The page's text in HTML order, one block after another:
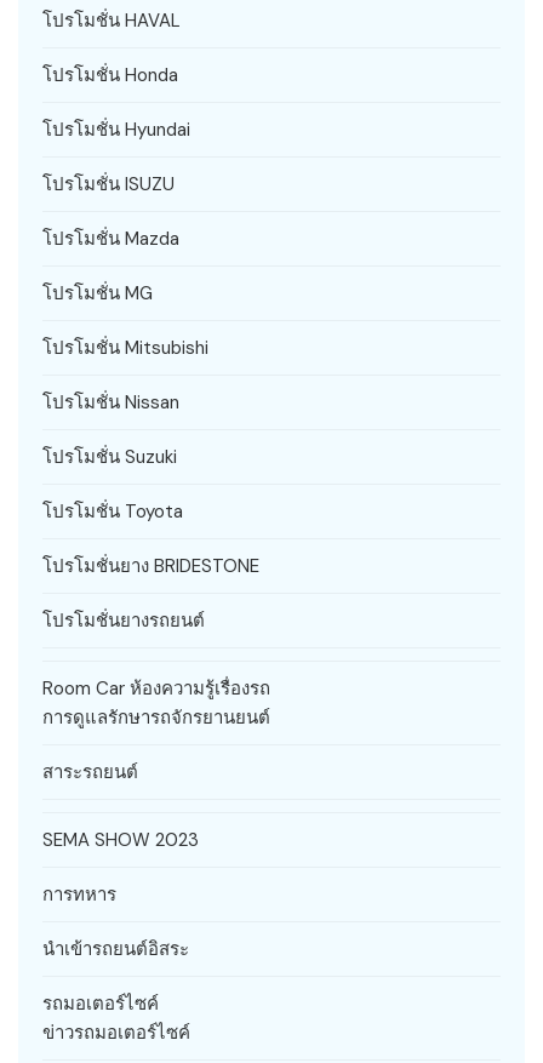
โปรโมชั่น HAVAL
โปรโมชั่น Honda
โปรโมชั่น Hyundai
โปรโมชั่น ISUZU
โปรโมชั่น Mazda
โปรโมชั่น MG
โปรโมชั่น Mitsubishi
โปรโมชั่น Nissan
โปรโมชั่น Suzuki
โปรโมชั่น Toyota
โปรโมชั่นยาง BRIDESTONE
โปรโมชั่นยางรถยนต์
Room Car ห้องความรู้เรื่องรถ
การดูแลรักษารถจักรยานยนต์
สาระรถยนต์
SEMA SHOW 2023
การทหาร
นำเข้ารถยนต์อิสระ
รถมอเตอร์ไซค์
ข่าวรถมอเตอร์ไซค์